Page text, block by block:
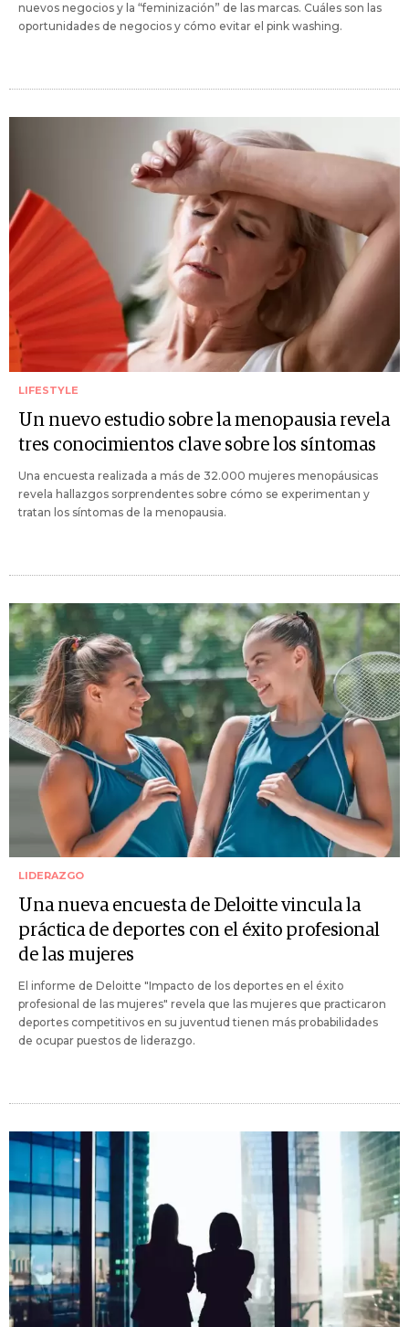
nuevos negocios y la “feminización” de las marcas. Cuáles son las
oportunidades de negocios y cómo evitar el pink washing.
LIFESTYLE
Un nuevo estudio sobre la menopausia revela
tres conocimientos clave sobre los síntomas
Una encuesta realizada a más de 32.000 mujeres menopáusicas
revela hallazgos sorprendentes sobre cómo se experimentan y
tratan los síntomas de la menopausia.
LIDERAZGO
Una nueva encuesta de Deloitte vincula la
práctica de deportes con el éxito profesional
de las mujeres
El informe de Deloitte "Impacto de los deportes en el éxito
profesional de las mujeres" revela que las mujeres que practicaron
deportes competitivos en su juventud tienen más probabilidades
de ocupar puestos de liderazgo.